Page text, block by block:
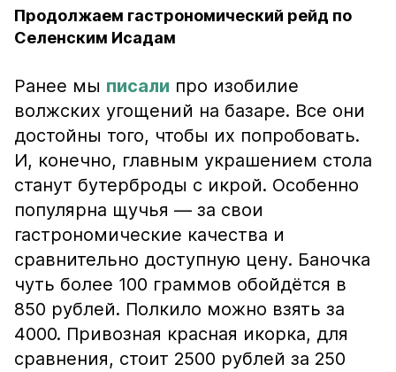
Продолжаем гастрономический рейд по
Селенским Исадам
Ранее мы писали про изобилие
волжских угощений на базаре. Все они
достойны того, чтобы их попробовать.
И, конечно, главным украшением стола
станут бутерброды с икрой. Особенно
популярна щучья — за свои
гастрономические качества и
сравнительно доступную цену. Баночка
чуть более 100 граммов обойдётся в
850 рублей. Полкило можно взять за
4000. Привозная красная икорка, для
сравнения, стоит 2500 рублей за 250